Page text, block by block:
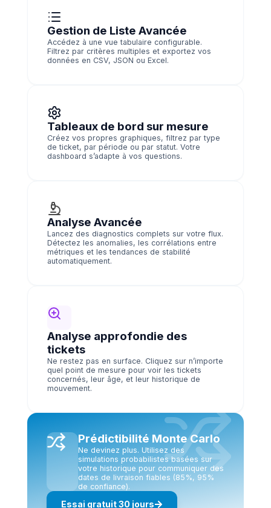
Gestion de Liste Avancée
Accédez à une vue tabulaire configurable.
Filtrez par critères multiples et exportez vos
données en CSV, JSON ou Excel.
Tableaux de bord sur mesure
Créez vos propres graphiques, filtrez par type
de ticket, par période ou par statut. Votre
dashboard s’adapte à vos questions.
Analyse Avancée
Lancez des diagnostics complets sur votre flux.
Détectez les anomalies, les corrélations entre
métriques et les tendances de stabilité
automatiquement.
Analyse approfondie des
tickets
Ne restez pas en surface. Cliquez sur n’importe
quel point de mesure pour voir les tickets
concernés, leur âge, et leur historique de
mouvement.
Prédictibilité Monte Carlo
Ne devinez plus. Utilisez des
simulations probabilistes basées sur
votre historique pour communiquer des
dates de livraison fiables (85%, 95%
de confiance).
Essai gratuit 30 jours